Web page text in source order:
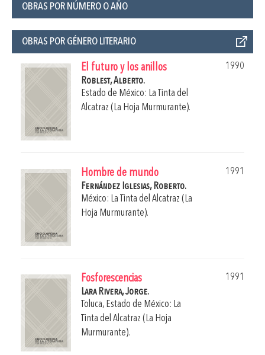
OBRAS POR NÚMERO O AÑO
OBRAS POR GÉNERO LITERARIO
El futuro y los anillos
1990
Roblest, Alberto.
Estado de México: La Tinta del
Alcatraz (La Hoja Murmurante).
Hombre de mundo
1991
Fernández Iglesias, Roberto.
México: La Tinta del Alcatraz (La
Hoja Murmurante).
Fosforescencias
1991
Lara Rivera, Jorge.
Toluca, Estado de México: La
Tinta del Alcatraz (La Hoja
Murmurante).